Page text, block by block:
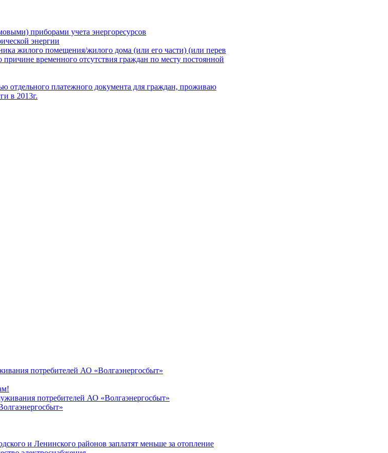
приборами учета энергоресурсов
энергии
жилого помещения/жилого дома (или его части) (или перев
временного отсутствия граждан по месту постоянной
отдельного платежного документа для граждан, проживаю
в 2013г.
потребителей АО «Волгаэнергосбыт»
потребителей АО «Волгаэнергосбыт»
и Ленинского районов заплатят меньше за отопление